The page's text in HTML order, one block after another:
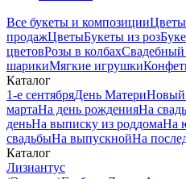
Все букеты и композицииЦветы
продажЦветыБукеты из роз
цветовРозы в колбахСвадебный
шарикиМягкие игрушки
Каталог
1-е сентябряДень МатериНовый
мартаНа день рожденияНа
деньНа выписку из роддомаНа
свадьбыНа выпускнойНа
Каталог
Лизиантус